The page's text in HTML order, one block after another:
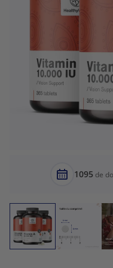
1095 de